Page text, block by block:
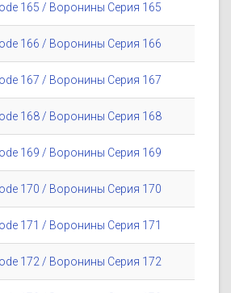
165 / Воронины Серия 165
166 / Воронины Серия 166
167 / Воронины Серия 167
168 / Воронины Серия 168
169 / Воронины Серия 169
170 / Воронины Серия 170
171 / Воронины Серия 171
172 / Воронины Серия 172